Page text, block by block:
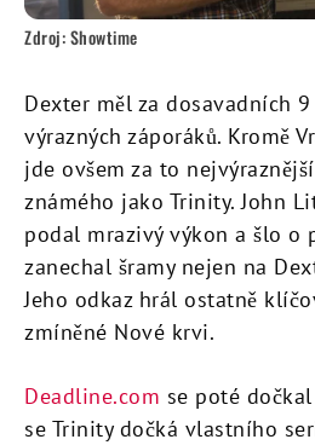
Zdroj: Showtime
Dexter měl za dosavadních
výrazných záporáků. Kromě
jde ovšem za to
známého jako Trinity. John
podal mrazivý výkon a šlo o
zanechal šramy nejen na
Jeho odkaz hrál ostatně
zmíněné Nové krvi.
Deadline.com se poté
se Trinity dočká vlastního